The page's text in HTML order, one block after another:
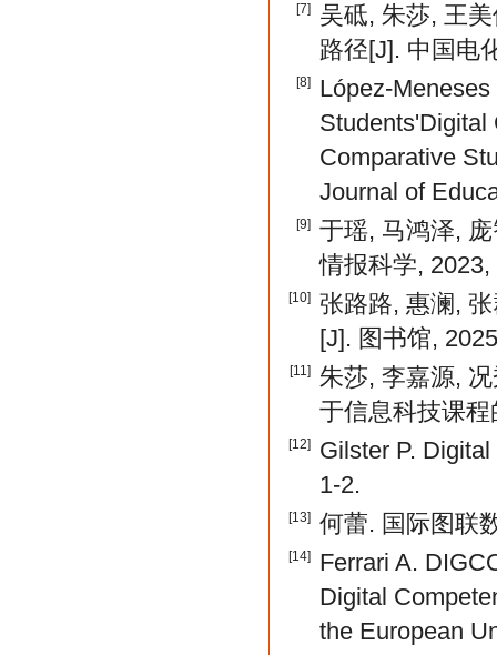
[7]
吴砥, 朱莎, 王
路径[J]. 中国电
[8]
López-
Students'Digital
Comparative
Journal of
[9]
于瑶, 马鸿泽,
情报科学,
[10]
张路路, 惠澜,
[J]. 图书馆,
[11]
朱莎, 李嘉源,
于信息科技课
[12]
Gilster P.
1-2.
[13] 何蕾. 国际图联
[14]
Ferrari A.
Digital
the European